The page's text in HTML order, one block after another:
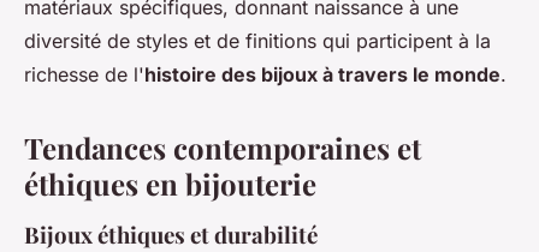
matériaux spécifiques, donnant naissance à une
diversité de styles et de finitions qui participent à la
richesse de l'histoire des bijoux à travers le monde.
Tendances contemporaines et
éthiques en bijouterie
Bijoux éthiques et durabilité